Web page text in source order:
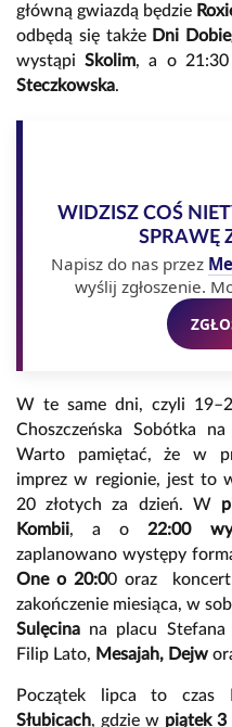
główną gwiazdą będzie
odbędą się także Dni
wystąpiSkolim, a o
Steczkowska.
WIDZISZ COŚ
SPRAWĘ
Napisz do nas przez
wyślij zgłoszenie.
W te same dni, czyli
Choszczeńska Sobótka
Warto pamiętać, że w
imprez w regionie, jest to
20 złotych za dzień. W
Kombii, a o22:00
zaplanowano występy
One o 20:00 oraz
zakończenie miesiąca, w
Sulęcina na placu Stefana
Filip Lato, Mesajah, Dejw
Początek lipca to czas
Słubicach, gdzie w piątek 3